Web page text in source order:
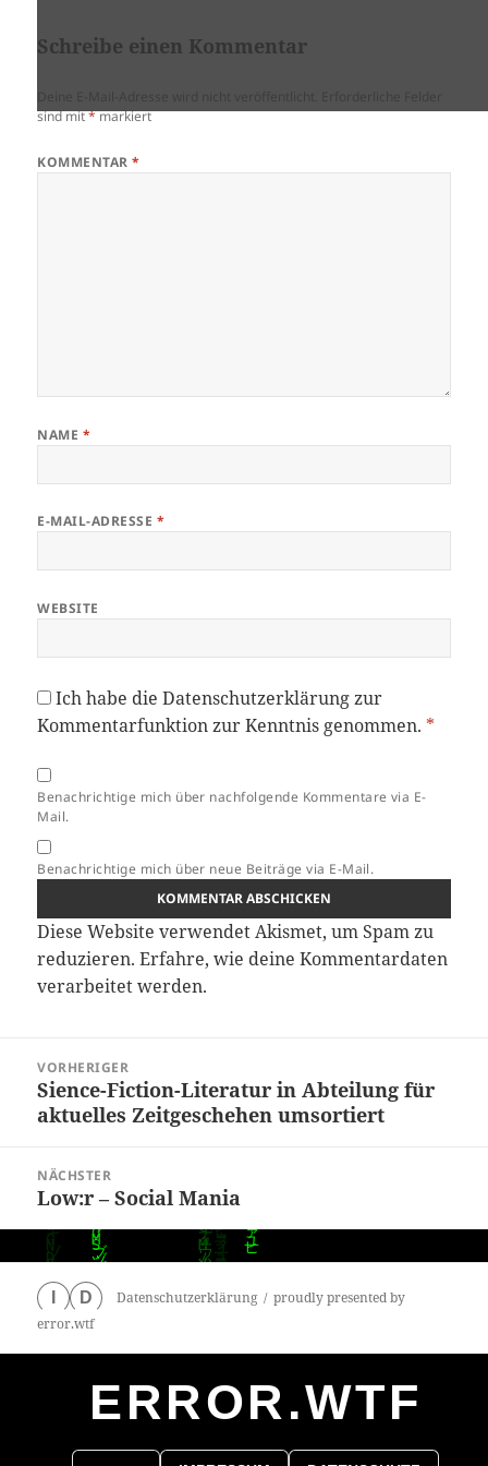
Schreibe einen Kommentar
sind mit*markiert
KOMMENTAR*
NAME *
E-MAIL-ADRESSE *
WEBSITE
Ich habe dieDatenschutzerklärungzur
Kommentarfunktion zur Kenntnis genommen. *
Benachrichtige mich über nachfolgende Kommentare via E-
Mail.
Benachrichtige mich über neue Beiträge via E-Mail.
Diese Website verwendet Akismet, um Spam zu
reduzieren.Erfahre, wie deine Kommentardaten
verarbeitet werden.
VORHERIGER
Vorheriger
Beitrag:
Sience-Fiction-Literatur in Abteilung für
aktuelles Zeitgeschehen umsortiert
NÄCHSTER
Nächster
Beitrag:
Low:r – Social Mania
D Datenschutzerklärung
proudly presented by
error.wtf
ERROR.WTF